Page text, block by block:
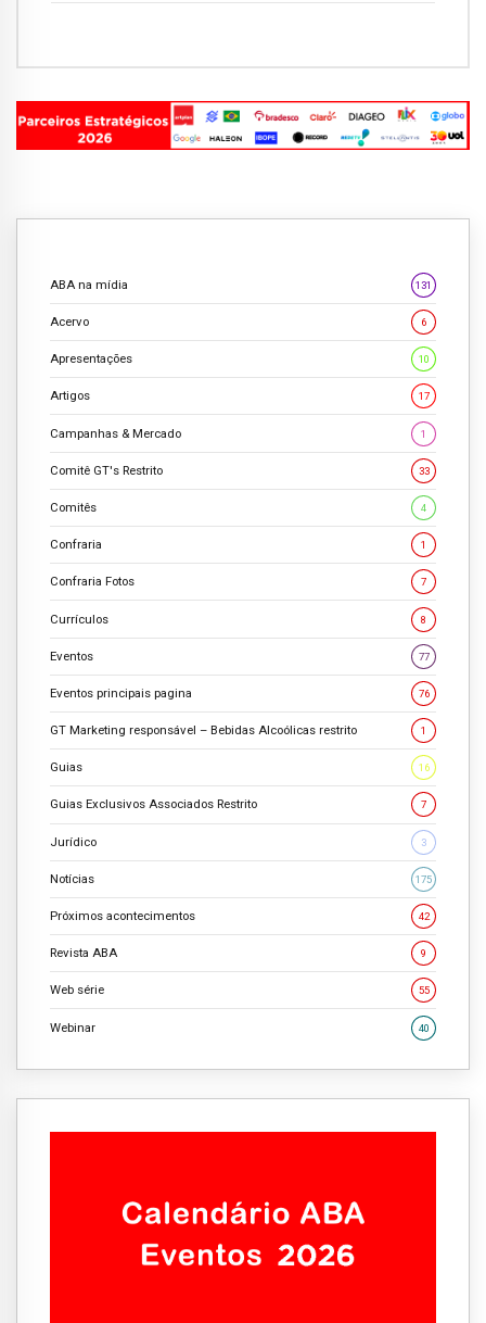
ABA na mídia 131
Acervo 6
Apresentações 10
Artigos 17
Campanhas & Mercado 1
Comitê GT's Restrito 33
Comitês 4
Confraria 1
Confraria Fotos 7
Currículos 8
Eventos 77
Eventos principais pagina 76
GT Marketing responsável – Bebidas Alcoólicas restrito 1
Guias 16
Guias Exclusivos Associados Restrito 7
Jurídico 3
Notícias 175
Próximos acontecimentos 42
Revista ABA 9
Web série 55
Webinar 40